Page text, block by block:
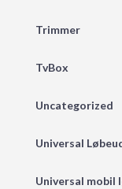
Trimmer
TvBox
Uncategorized
Universal
Universal mobil